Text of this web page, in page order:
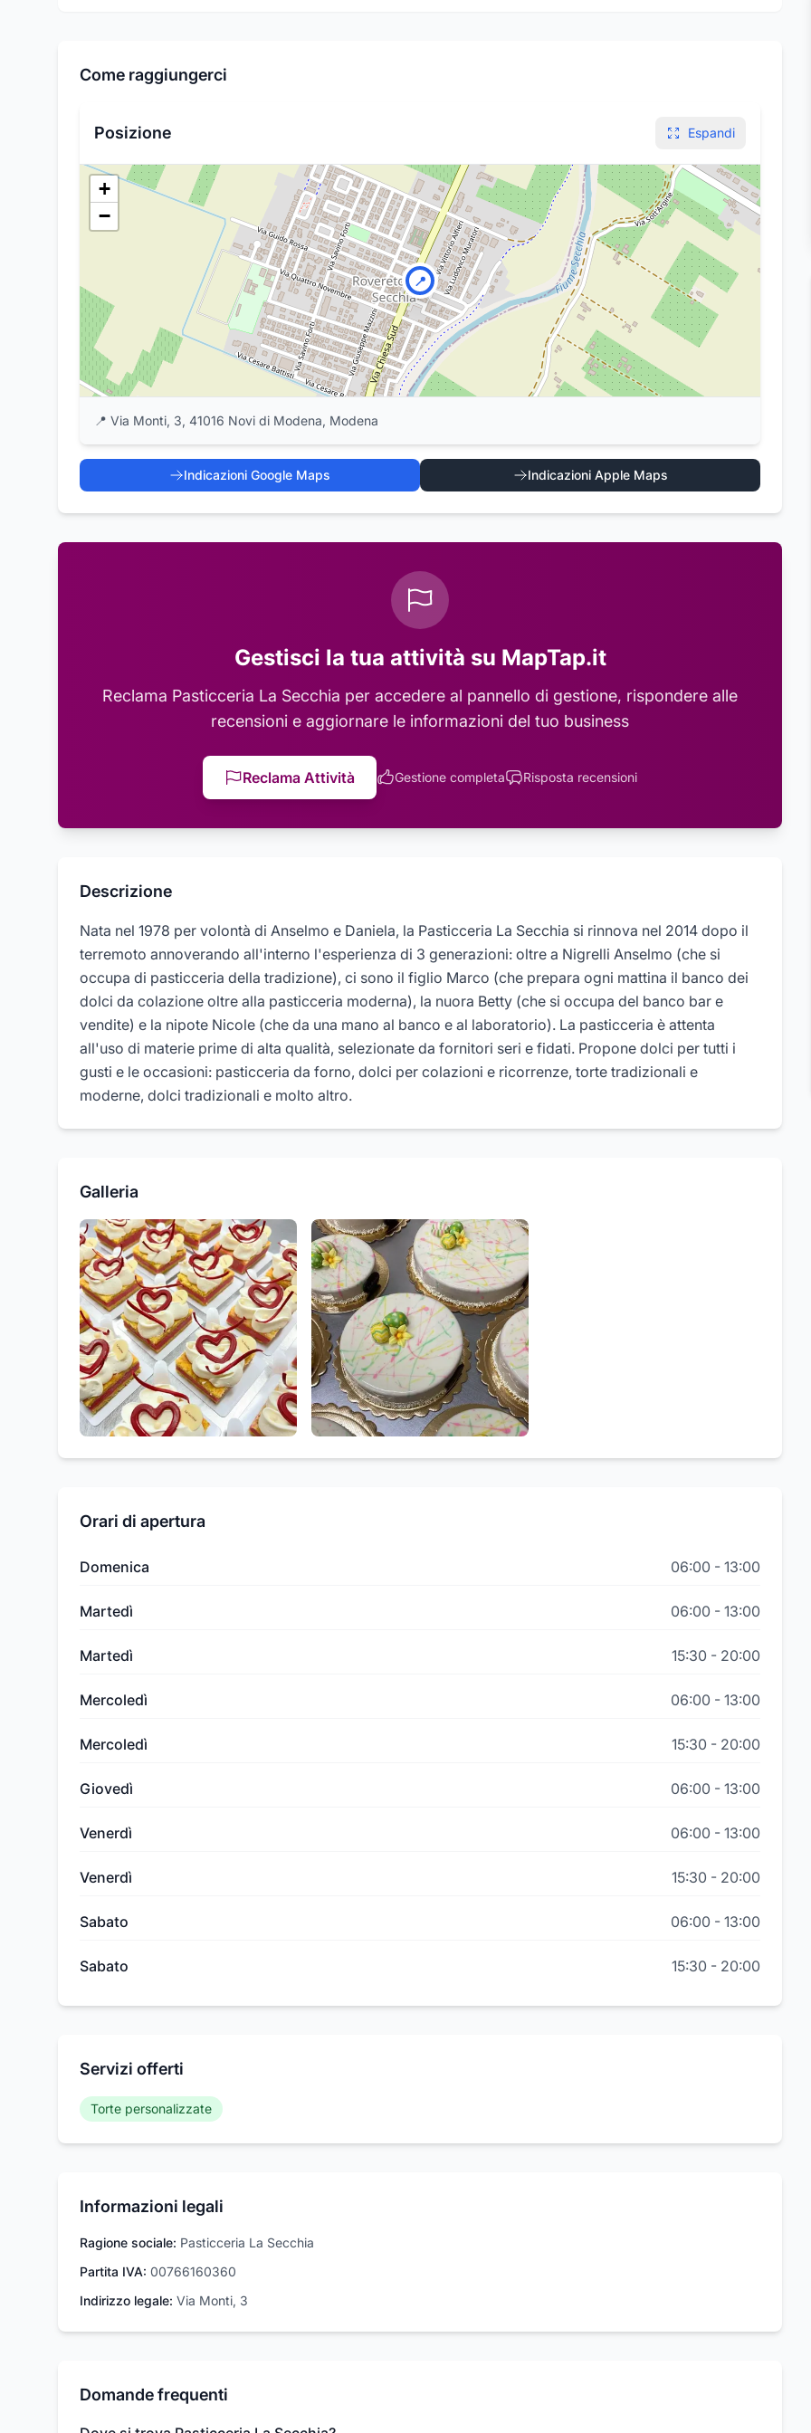
Come raggiungerci
Posizione Espandi
📍
+
−
📍 Via Monti, 3, 41016 Novi di Modena, Modena
Indicazioni Google Maps Indicazioni Apple Maps
Gestisci la tua attività su MapTap.it
Reclama Pasticceria La Secchia per accedere al pannello di gestione, rispondere alle
recensioni e aggiornare le informazioni del tuo business
Reclama Attività Gestione completa Risposta recensioni
Descrizione
Nata nel 1978 per volontà di Anselmo e Daniela, la Pasticceria La Secchia si rinnova nel 2014 dopo il
terremoto annoverando all'interno l'esperienza di 3 generazioni: oltre a Nigrelli Anselmo (che si
occupa di pasticceria della tradizione), ci sono il figlio Marco (che prepara ogni mattina il banco dei
dolci da colazione oltre alla pasticceria moderna), la nuora Betty (che si occupa del banco bar e
vendite) e la nipote Nicole (che da una mano al banco e al laboratorio). La pasticceria è attenta
all'uso di materie prime di alta qualità, selezionate da fornitori seri e fidati. Propone dolci per tutti i
gusti e le occasioni: pasticceria da forno, dolci per colazioni e ricorrenze, torte tradizionali e
moderne, dolci tradizionali e molto altro.
Galleria
Orari di apertura
Domenica 06:00 - 13:00
Martedì 06:00 - 13:00
Martedì 15:30 - 20:00
Mercoledì 06:00 - 13:00
Mercoledì 15:30 - 20:00
Giovedì 06:00 - 13:00
Venerdì 06:00 - 13:00
Venerdì 15:30 - 20:00
Sabato 06:00 - 13:00
Sabato 15:30 - 20:00
Servizi offerti
Torte personalizzate
Informazioni legali
Ragione sociale: Pasticceria La Secchia
Partita IVA: 00766160360
Indirizzo legale: Via Monti, 3
Domande frequenti